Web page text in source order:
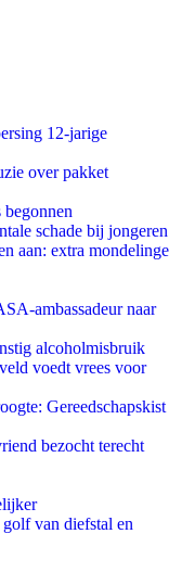
12-jarige
over pakket
schade bij jongeren
aan: extra mondelinge
ambassadeur naar
alcoholmisbruik
voedt vrees voor
Gereedschapskist
bezocht terecht
van diefstal en